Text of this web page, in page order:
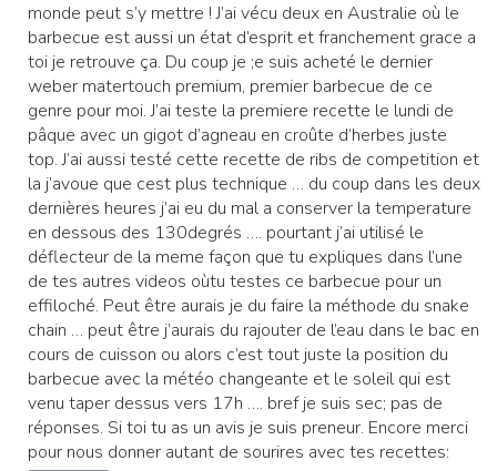
monde peut s’y mettre ! J’ai vécu deux en Australie où le
barbecue est aussi un état d’esprit et franchement grace a
toi je retrouve ça. Du coup je ;e suis acheté le dernier
weber matertouch premium, premier barbecue de ce
genre pour moi. J’ai teste la premiere recette le lundi de
pâque avec un gigot d’agneau en croûte d’herbes juste
top. J’ai aussi testé cette recette de ribs de competition et
la j’avoue que cest plus technique … du coup dans les deux
dernières heures j’ai eu du mal a conserver la temperature
en dessous des 130degrés …. pourtant j’ai utilisé le
déflecteur de la meme façon que tu expliques dans l’une
de tes autres videos oùtu testes ce barbecue pour un
effiloché. Peut être aurais je du faire la méthode du snake
chain … peut être j’aurais du rajouter de l’eau dans le bac en
cours de cuisson ou alors c’est tout juste la position du
barbecue avec la météo changeante et le soleil qui est
venu taper dessus vers 17h …. bref je suis sec; pas de
réponses. Si toi tu as un avis je suis preneur. Encore merci
pour nous donner autant de sourires avec tes recettes: